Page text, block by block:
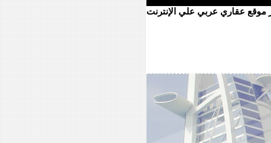
موقع عقاري عربي علي الإنترنت